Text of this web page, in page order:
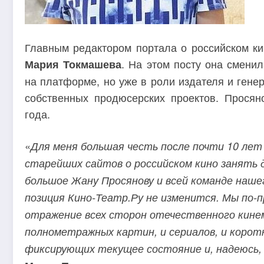
Главным редактором портала о российском
Мария Токмашева. На этом посту она
на платформе, но уже в роли издателя и
собственных продюсерских проектов.
года.
«Для меня большая честь после почти 10
старейших сайтов о российском кино
большое Жану Просянову и всей команде
позиция Кино-Театр.Ру не изменится. Мы по-
отражение всех сторон отечественного
полнометражных картин, и сериалов, и
фиксирующих текущее состояние и, надеюсь,